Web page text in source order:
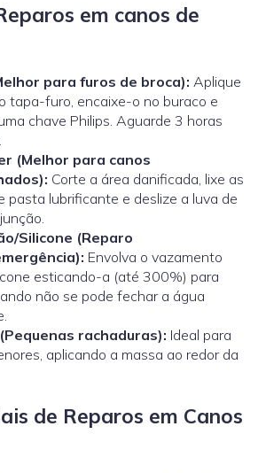
em canos de
para furos de broca): Aplique
tapa-furo, encaixe-o no buraco e
chave Philips. Aguarde 3 horas
(Melhor para canos
Corte a área danificada, lixe as
pasta lubrificante e deslize a luva de
Silicone (Reparo
Envolva o vazamento
esticando-a (até 300%) para
não se pode fechar a água
rachaduras): Ideal para
aplicando a massa ao redor da
de Reparos em Canos